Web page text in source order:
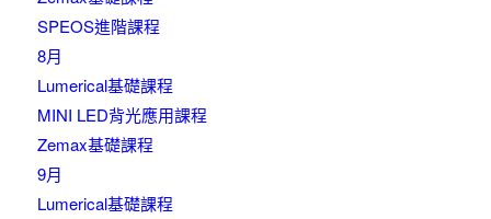
SPEOS進階課程
8月
Lumerical基礎課程
MINI LED背光應用課程
Zemax基礎課程
9月
Lumerical基礎課程